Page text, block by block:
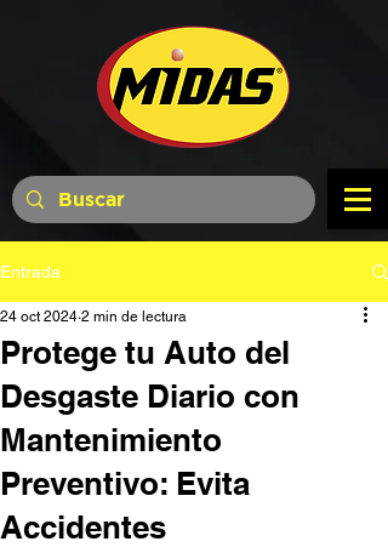
Entrada
Protege tu Auto del
Desgaste Diario con
Mantenimiento
Preventivo: Evita
Accidentes
24 oct 2024 2 min de lectura